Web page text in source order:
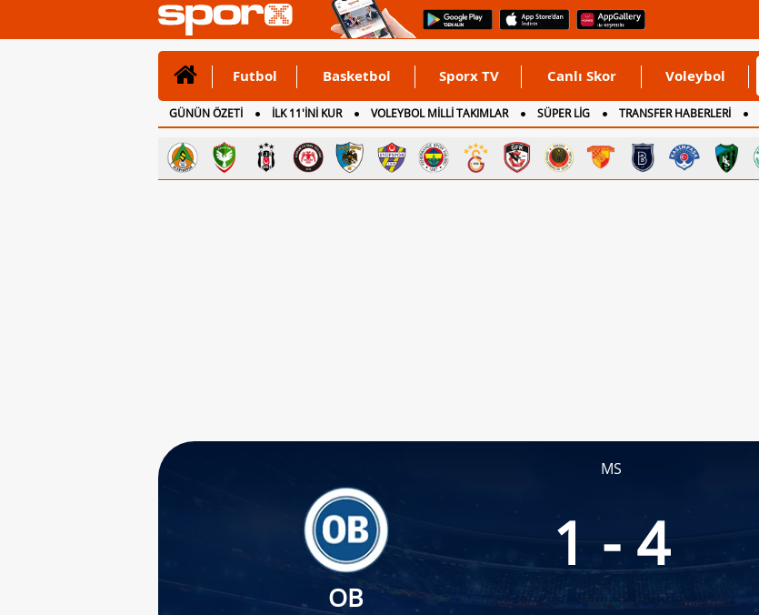
Futbol Basketbol Sporx TV Canlı Skor Voleybol
GÜNÜN ÖZETİ İLK 11'İNİ KUR VOLEYBOL MİLLİ TAKIMLAR SÜPER LİG TRANSFER HABERLERİ
CANLI ANLATIM
İNGİLTERE
MS
OB
1 - 4